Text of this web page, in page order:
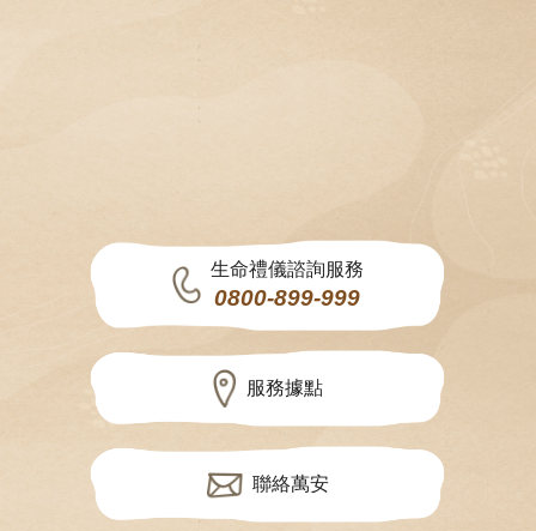
生命禮儀諮詢服務
0800-899-999
服務據點
聯絡萬安